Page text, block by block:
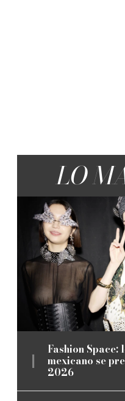
LO
Fashion
mexicano se
2026